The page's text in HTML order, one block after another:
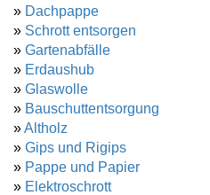
» Dachpappe
» Schrott entsorgen
» Gartenabfälle
» Erdaushub
» Glaswolle
» Bauschuttentsorgung
»Altholz
» Gips und Rigips
» Pappe und Papier
» Elektroschrott